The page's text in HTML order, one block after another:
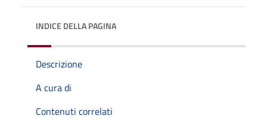
INDICE DELLA PAGINA
Descrizione
A cura di
Contenuti correlati